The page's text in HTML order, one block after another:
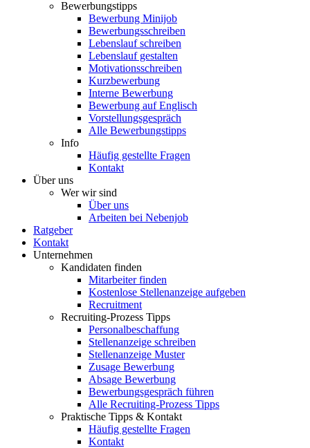
Bewerbungstipps
Bewerbung Minijob
Bewerbungsschreiben
Lebenslauf schreiben
Lebenslauf gestalten
Motivationsschreiben
Kurzbewerbung
Interne Bewerbung
Bewerbung auf Englisch
Vorstellungsgespräch
Alle Bewerbungstipps
Info
Häufig gestellte Fragen
Kontakt
Über uns
Wer wir sind
Über uns
Arbeiten bei Nebenjob
Ratgeber
Kontakt
Unternehmen
Kandidaten finden
Mitarbeiter finden
Kostenlose Stellenanzeige aufgeben
Recruitment
Recruiting-Prozess Tipps
Personalbeschaffung
Stellenanzeige schreiben
Stellenanzeige Muster
Zusage Bewerbung
Absage Bewerbung
Bewerbungsgespräch führen
Alle Recruiting-Prozess Tipps
Praktische Tipps & Kontakt
Häufig gestellte Fragen
Kontakt